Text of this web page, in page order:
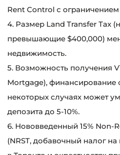
Rent Control с ограничением
4. Размер Land Transfer Tax
превышающие $400,000)
недвижимость.
5. Возможность получения
Mortgage), финансирование
некоторых случаях может
депозита до 5-10%.
6. Нововведенный 15% Non-
(NRST, добавочный налог